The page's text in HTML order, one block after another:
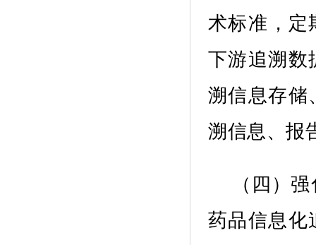
术标准 ， 定
下游追溯数
溯信息存储
溯信息、报
（ 四 ）强
药品信息化